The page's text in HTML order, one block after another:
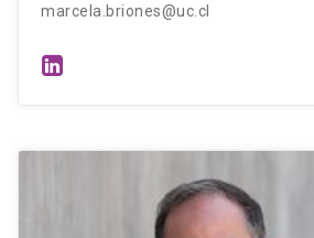
marcela.briones@uc.cl